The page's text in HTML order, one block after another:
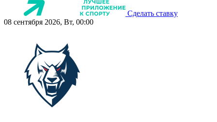
Сделать ставку
08 сентября 2026, Вт, 00:00